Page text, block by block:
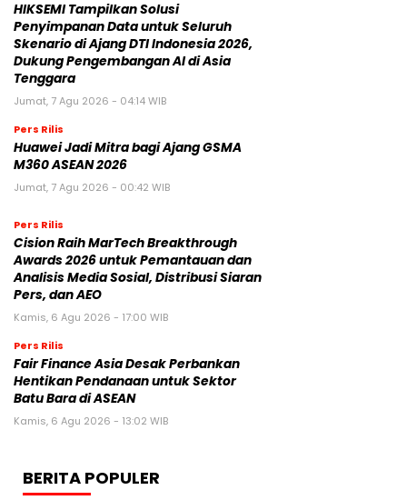
HIKSEMI Tampilkan Solusi
Penyimpanan Data untuk Seluruh
Skenario di Ajang DTI Indonesia 2026,
Dukung Pengembangan AI di Asia
Tenggara
Jumat, 7 Agu 2026 - 04:14 WIB
Pers Rilis
Huawei Jadi Mitra bagi Ajang GSMA
M360 ASEAN 2026
Jumat, 7 Agu 2026 - 00:42 WIB
Pers Rilis
Cision Raih MarTech Breakthrough
Awards 2026 untuk Pemantauan dan
Analisis Media Sosial, Distribusi Siaran
Pers, dan AEO
Kamis, 6 Agu 2026 - 17:00 WIB
Pers Rilis
Fair Finance Asia Desak Perbankan
Hentikan Pendanaan untuk Sektor
Batu Bara di ASEAN
Kamis, 6 Agu 2026 - 13:02 WIB
BERITA POPULER